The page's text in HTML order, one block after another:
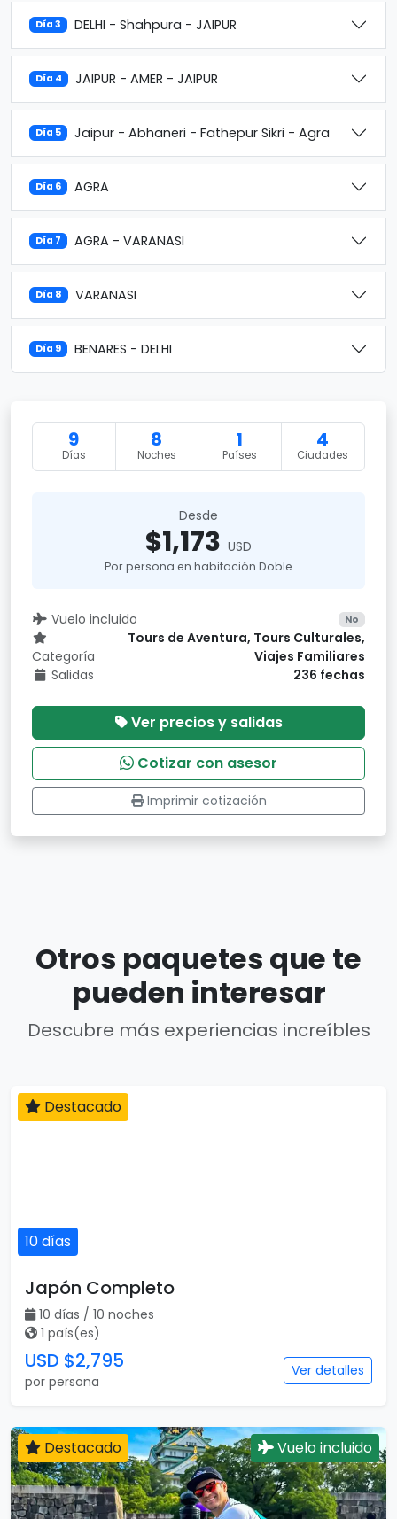
Día 3 DELHI - Shahpura - JAIPUR
Día 4 JAIPUR - AMER - JAIPUR
Día 5 Jaipur - Abhaneri - Fathepur Sikri - Agra
Día 6 AGRA
Día 7 AGRA - VARANASI
Día 8 VARANASI
Día 9 BENARES - DELHI
9
Días
8
Noches
1
Países
4
Ciudades
Desde
$1,173 USD
Por persona en habitación Doble
Vuelo incluido No
Categoría
Tours de Aventura, Tours Culturales,
Viajes Familiares
Salidas
236 fechas
Ver precios y salidas
Cotizar con asesor
Imprimir cotización
Otros paquetes que te
pueden interesar
Descubre más experiencias increíbles
10 días
Destacado
Japón Completo
10 días / 10 noches
1 país(es)
USD $2,795
por persona
Ver detalles
Destacado Vuelo incluido